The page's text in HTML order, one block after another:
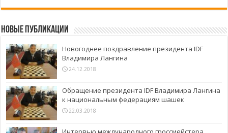
Новые публикации
Новогоднее поздравление президента IDF
Владимира Лангина
24.12.2018
Обращение президента IDF Владимира Лангина
к национальным федерациям шашек
22.03.2018